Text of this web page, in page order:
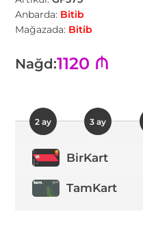
Anbarda: Bitib
Mağazada: Bitib
Nağd:1120 ₼
2 ay 3 ay
BirKart
TamKart